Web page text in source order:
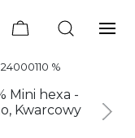
24000110 %